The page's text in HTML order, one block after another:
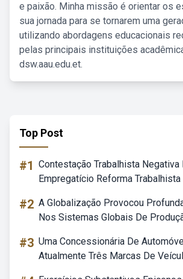
e paixão. Minha missão é orientar os
sua jornada para se tornarem uma
utilizando abordagens educacionais
pelas principais instituições
dsw.aau.edu.et.
Top Post
#1 Contestação Trabalhista Negativa
Empregatício Reforma Trabalhista
#2 A Globalização Provocou
Nos Sistemas Globais De
#3 Uma Concessionária De
Atualmente Três Marcas De